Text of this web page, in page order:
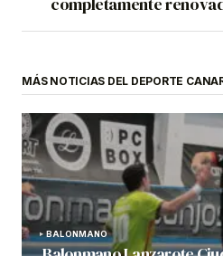
MÁS NOTICIAS DEL DEPORTE
BALONMANO